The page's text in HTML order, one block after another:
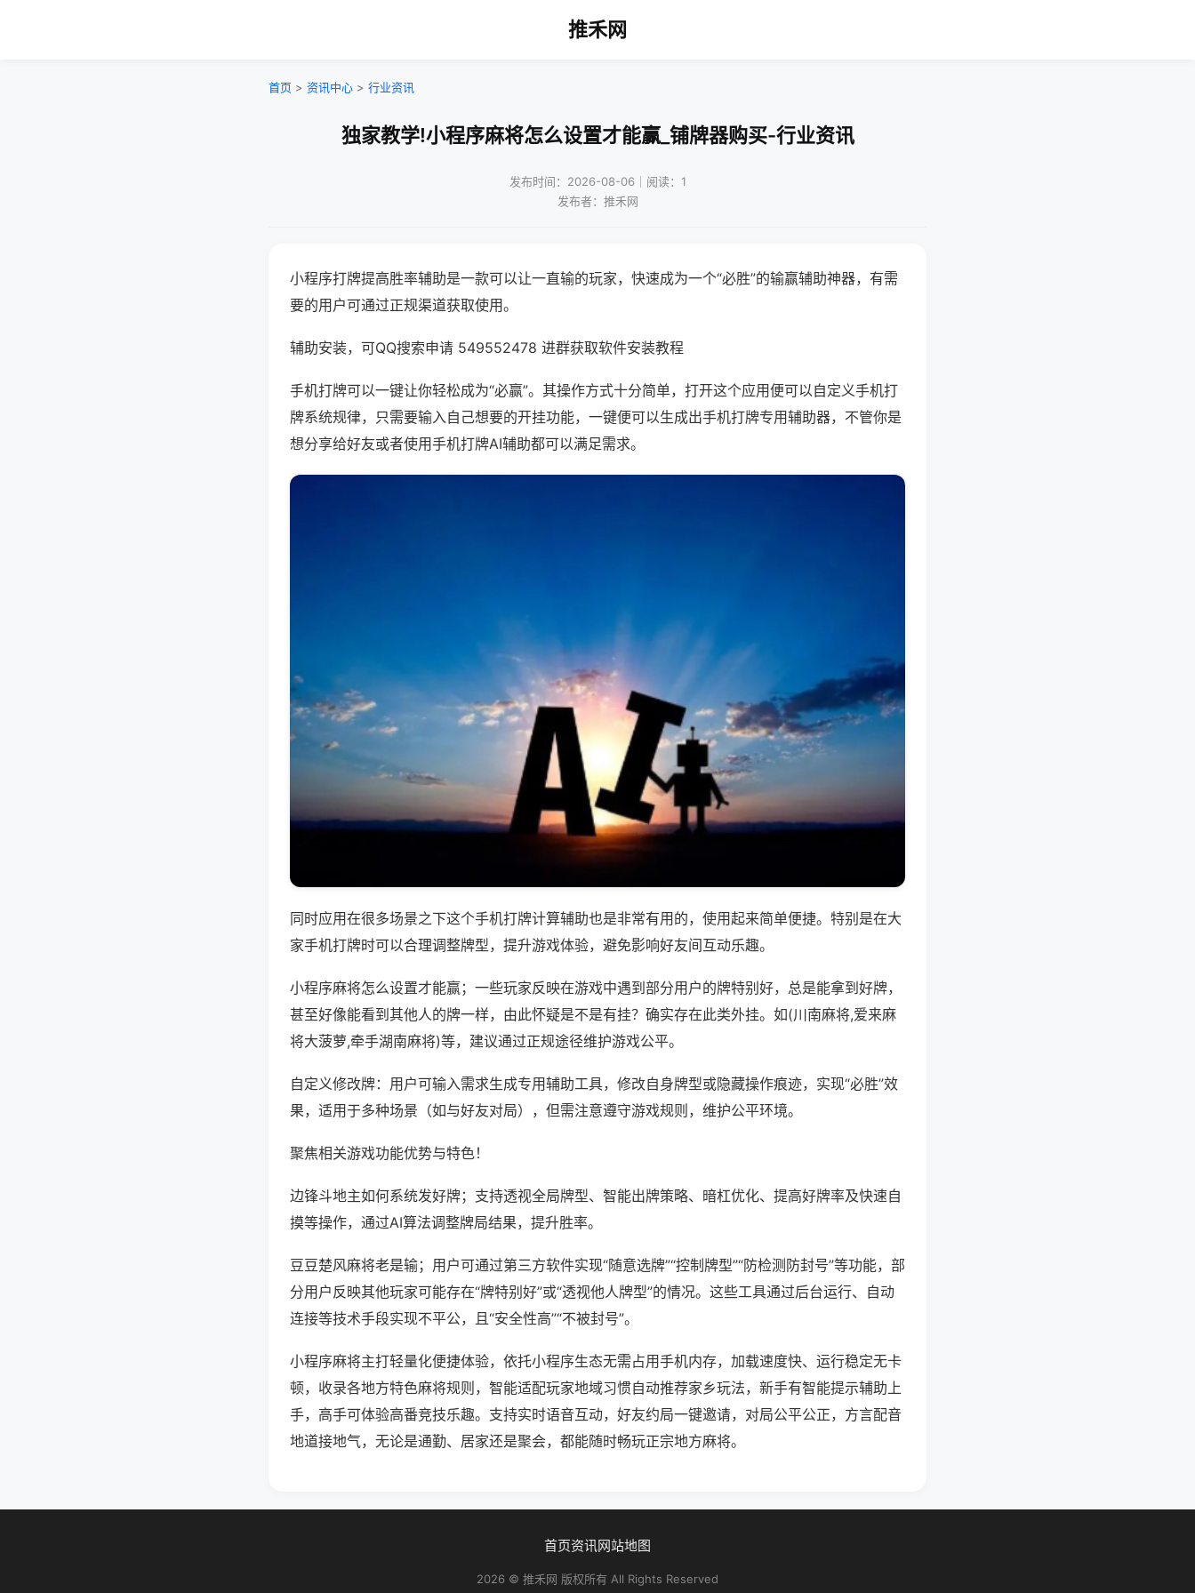
推禾网
首页 > 资讯中心 > 行业资讯
独家教学!小程序麻将怎么设置才能赢_铺牌器购买-行业资讯
发布时间：2026-08-06｜阅读：1
发布者：推禾网
小程序打牌提高胜率辅助是一款可以让一直输的玩家，快速成为一个“必胜”的输赢辅助神器，有需
要的用户可通过正规渠道获取使用。
辅助安装，可QQ搜索申请 549552478 进群获取软件安装教程
手机打牌可以一键让你轻松成为“必赢”。其操作方式十分简单，打开这个应用便可以自定义手机打
牌系统规律，只需要输入自己想要的开挂功能，一键便可以生成出手机打牌专用辅助器，不管你是
想分享给好友或者使用手机打牌AI辅助都可以满足需求。
同时应用在很多场景之下这个手机打牌计算辅助也是非常有用的，使用起来简单便捷。特别是在大
家手机打牌时可以合理调整牌型，提升游戏体验，避免影响好友间互动乐趣。
小程序麻将怎么设置才能赢；一些玩家反映在游戏中遇到部分用户的牌特别好，总是能拿到好牌，
甚至好像能看到其他人的牌一样，由此怀疑是不是有挂？确实存在此类外挂。如(川南麻将,爱来麻
将大菠萝,牵手湖南麻将)等，建议通过正规途径维护游戏公平。
自定义修改牌：用户可输入需求生成专用辅助工具，修改自身牌型或隐藏操作痕迹，实现“必胜”效
果，适用于多种场景（如与好友对局），但需注意遵守游戏规则，维护公平环境。
聚焦相关游戏功能优势与特色！
边锋斗地主如何系统发好牌；支持透视全局牌型、智能出牌策略、暗杠优化、提高好牌率及快速自
摸等操作，通过AI算法调整牌局结果，提升胜率。
豆豆楚风麻将老是输；用户可通过第三方软件实现“随意选牌”“控制牌型”“防检测防封号”等功能，部
分用户反映其他玩家可能存在“牌特别好”或“透视他人牌型”的情况。这些工具通过后台运行、自动
连接等技术手段实现不平公，且“安全性高”“不被封号”。
小程序麻将主打轻量化便捷体验，依托小程序生态无需占用手机内存，加载速度快、运行稳定无卡
顿，收录各地方特色麻将规则，智能适配玩家地域习惯自动推荐家乡玩法，新手有智能提示辅助上
手，高手可体验高番竞技乐趣。支持实时语音互动，好友约局一键邀请，对局公平公正，方言配音
地道接地气，无论是通勤、居家还是聚会，都能随时畅玩正宗地方麻将。
首页资讯网站地图
2026 © 推禾网 版权所有 All Rights Reserved